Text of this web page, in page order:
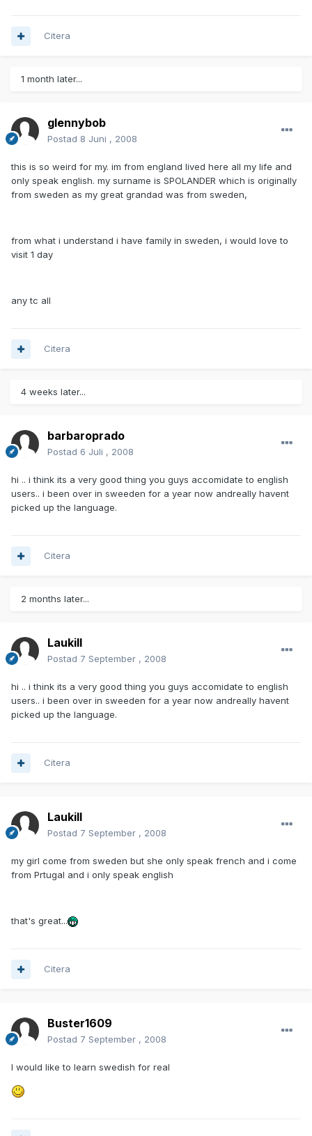
Citera
1 month later...
glennybob
Postad 8 Juni , 2008
this is so weird for my. im from england lived here all my life and
only speak english. my surname is SPOLANDER which is originally
from sweden as my great grandad was from sweden,
from what i understand i have family in sweden, i would love to
visit 1 day
any tc all
Citera
4 weeks later...
barbaroprado
Postad 6 Juli , 2008
hi .. i think its a very good thing you guys accomidate to english
users.. i been over in sweeden for a year now andreally havent
picked up the language.
Citera
2 months later...
Laukill
Postad 7 September , 2008
hi .. i think its a very good thing you guys accomidate to english
users.. i been over in sweeden for a year now andreally havent
picked up the language.
Citera
Laukill
Postad 7 September , 2008
my girl come from sweden but she only speak french and i come
from Prtugal and i only speak english
that's great...
Citera
Buster1609
Postad 7 September , 2008
I would like to learn swedish for real